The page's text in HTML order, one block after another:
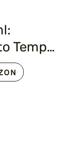
Temp…